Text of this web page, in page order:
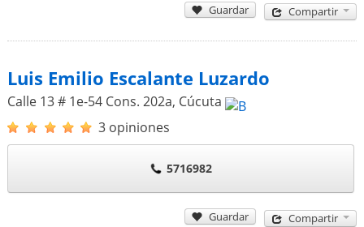
Guardar Compartir
Luis Emilio Escalante Luzardo
Calle 13 # 1e-54 Cons. 202a, Cúcuta
3 opiniones
5716982
Guardar Compartir